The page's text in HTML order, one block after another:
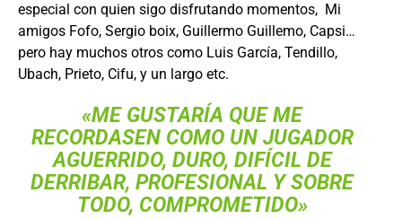
especial con quien sigo disfrutando momentos, Mi
amigos Fofo, Sergio boix, Guillermo Guillemo, Capsi…
pero hay muchos otros como Luis García, Tendillo,
Ubach, Prieto, Cifu, y un largo etc.
«ME GUSTARÍA QUE ME
RECORDASEN COMO UN JUGADOR
AGUERRIDO, DURO, DIFÍCIL DE
DERRIBAR, PROFESIONAL Y SOBRE
TODO, COMPROMETIDO»